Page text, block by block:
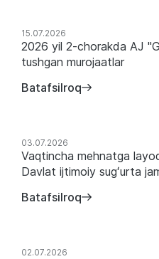
15.07.2026
2026 yil 2-chorakda AJ
tushgan murojaatlar
Batafsilroq
03.07.2026
Vaqtincha mehnatga
Davlat ijtimoiy sugʻurta
Batafsilroq
02.07.2026